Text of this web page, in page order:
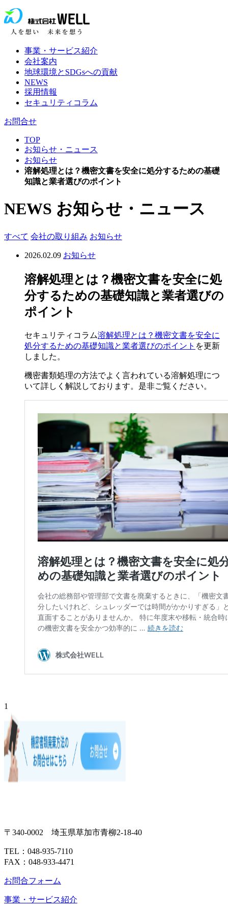
事業・サービス紹介
会社案内
地球環境とSDGsへの貢献
NEWS
採用情報
セキュリティコラム
お問合せ
TOP
お知らせ・ニュース
お知らせ
溶解処理とは？機密文書を安全に処分するための基礎
知識と業者選びのポイント
NEWS お知らせ・ニュース
すべて 会社の取り組み お知らせ
2026.02.09 お知らせ
溶解処理とは？機密文書を安全に処
分するための基礎知識と業者選びの
ポイント
セキュリティコラム溶解処理とは？機密文書を安全に
処分するための基礎知識と業者選びのポイント を更新
しました。
機密書類処理の方法でよく言われている溶解処理につ
いて詳しく解説しております。是非ご覧ください。
1
〒340-0002 埼玉県草加市青柳2-18-40
TEL：048-935-7110
FAX：048-933-4471
お問合フォーム
事業・サービス紹介